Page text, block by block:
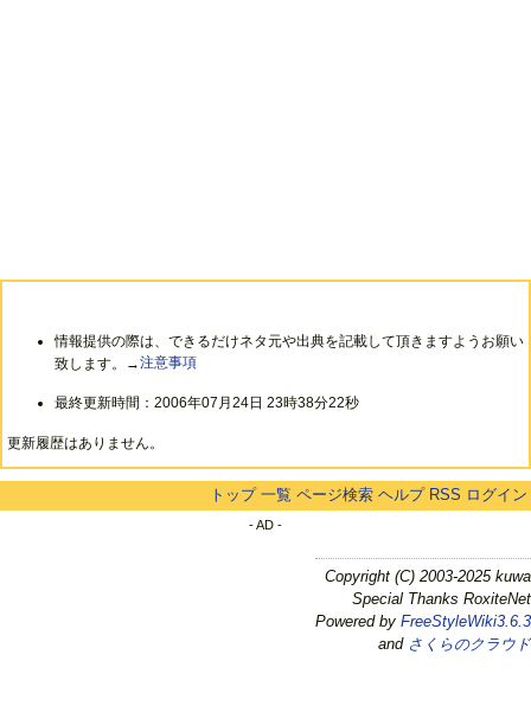
情報提供の際は、できるだけネタ元や出典を記載して頂きますようお願い
致します。→注意事項
最終更新時間：2006年07月24日 23時38分22秒
更新履歴はありません。
トップ 一覧 ページ検索 ヘルプ RSS ログイン
- AD -
Copyright (C) 2003-2025 kuwa
Special Thanks RoxiteNet
Powered by FreeStyleWiki3.6.3
and さくらのクラウド